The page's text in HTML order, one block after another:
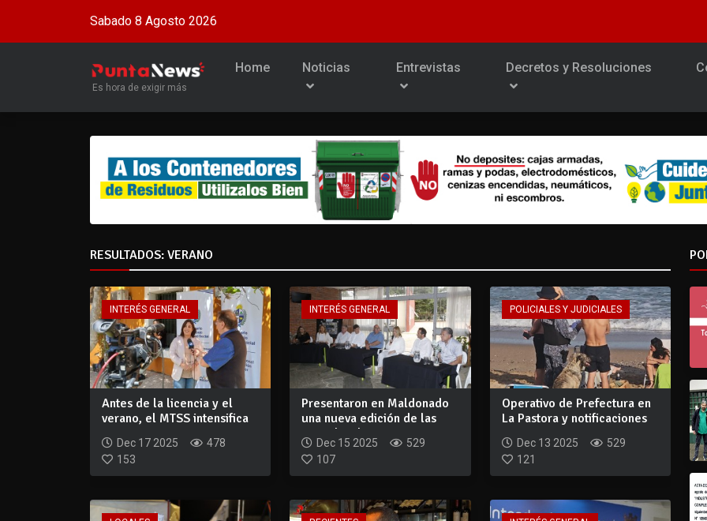
Sabado 8 Agosto 2026
Es hora de exigir más
Home Noticias Entrevistas Decretos y Resoluciones
RESULTADOS: VERANO
INTERÉS GENERAL
Antes de la licencia y el
verano, el MTSS intensifica
Dec 17 2025
478
153
INTERÉS GENERAL
Presentaron en Maldonado
una nueva edición de las
Escuelas d...
Dec 15 2025
529
107
POLICIALES Y JUDICIALES
Operativo de Prefectura en
La Pastora y notificaciones
Dec 13 2025
529
121